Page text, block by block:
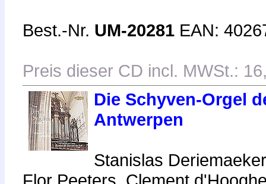
Best.-Nr. UM-20281 EAN:
Preis dieser CD incl. MWSt.:
Die Schyven-Orgel
Antwerpen
Stanislas